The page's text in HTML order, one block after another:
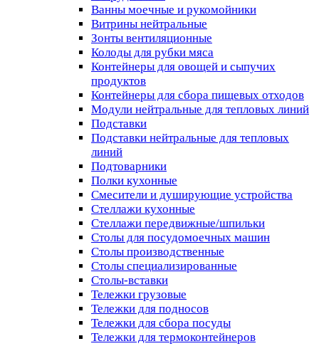
Ванны моечные и рукомойники
Витрины нейтральные
Зонты вентиляционные
Колоды для рубки мяса
Контейнеры для овощей и сыпучих
продуктов
Контейнеры для сбора пищевых отходов
Модули нейтральные для тепловых линий
Подставки
Подставки нейтральные для тепловых
линий
Подтоварники
Полки кухонные
Смесители и душирующие устройства
Стеллажи кухонные
Стеллажи передвижные/шпильки
Столы для посудомоечных машин
Столы производственные
Столы специализированные
Столы-вставки
Тележки грузовые
Тележки для подносов
Тележки для сбора посуды
Тележки для термоконтейнеров